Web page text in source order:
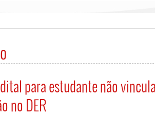
para estudante não
no DER